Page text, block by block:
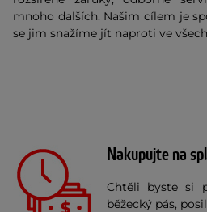
mnoho dalších. Našim cílem je
se jim snažíme jít naproti ve
Nakupujte na
Chtěli byste si
běžecký pás,